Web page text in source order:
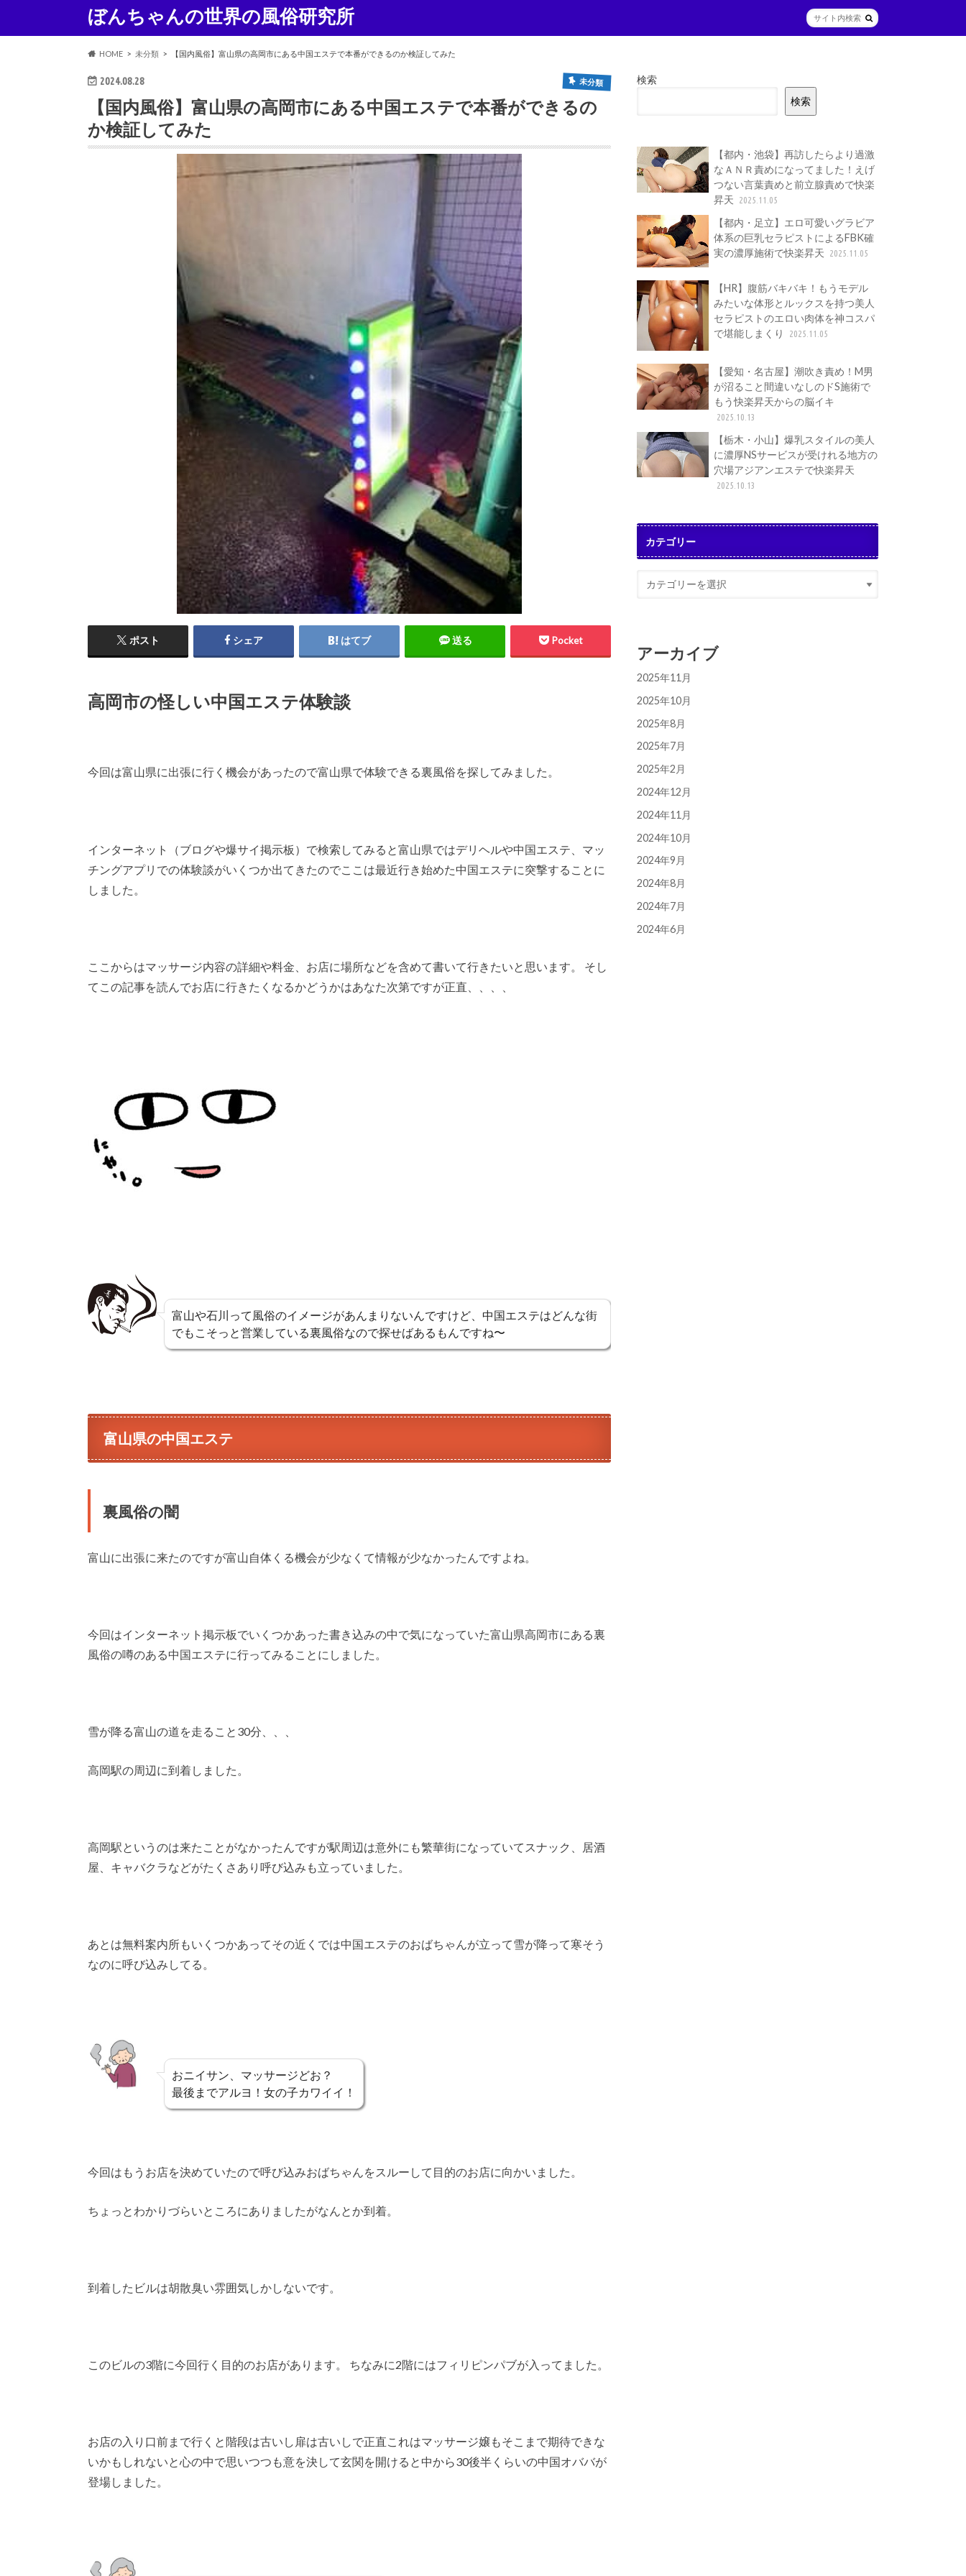
ぼんちゃんの世界の風俗研究所
HOME 未分類 【国内風俗】富山県の高岡市にある中国エステで本番ができるのか検証してみた
2024.08.28 未分類
【国内風俗】富山県の高岡市にある中国エステで本番ができるの
か検証してみた
ポスト シェア はてブ 送る Pocket
高岡市の怪しい中国エステ体験談
今回は富山県に出張に行く機会があったので富山県で体験できる裏風俗を探してみました。
インターネット（ブログや爆サイ掲示板）で検索してみると富山県ではデリヘルや中国エステ、マッ
チングアプリでの体験談がいくつか出てきたのでここは最近行き始めた中国エステに突撃することに
しました。
ここからはマッサージ内容の詳細や料金、お店に場所などを含めて書いて行きたいと思います。 そし
てこの記事を読んでお店に行きたくなるかどうかはあなた次第ですが正直、、、、
富山や石川って風俗のイメージがあんまりないんですけど、中国エステはどんな街
でもこそっと営業している裏風俗なので探せばあるもんですね〜
富山県の中国エステ
裏風俗の闇
富山に出張に来たのですが富山自体くる機会が少なくて情報が少なかったんですよね。
今回はインターネット掲示板でいくつかあった書き込みの中で気になっていた富山県高岡市にある裏
風俗の噂のある中国エステに行ってみることにしました。
雪が降る富山の道を走ること30分、、、
高岡駅の周辺に到着しました。
高岡駅というのは来たことがなかったんですが駅周辺は意外にも繁華街になっていてスナック、居酒
屋、キャバクラなどがたくさあり呼び込みも立っていました。
あとは無料案内所もいくつかあってその近くでは中国エステのおばちゃんが立って雪が降って寒そう
なのに呼び込みしてる。
おニイサン、マッサージどお？
最後までアルヨ！女の子カワイイ！
今回はもうお店を決めていたので呼び込みおばちゃんをスルーして目的のお店に向かいました。
ちょっとわかりづらいところにありましたがなんとか到着。
到着したビルは胡散臭い雰囲気しかしないです。
このビルの3階に今回行く目的のお店があります。 ちなみに2階にはフィリピンパブが入ってました。
お店の入り口前まで行くと階段は古いし扉は古いしで正直これはマッサージ嬢もそこまで期待できな
いかもしれないと心の中で思いつつも意を決して玄関を開けると中から30後半くらいの中国オババが
登場しました。
検索
検索
【都内・池袋】再訪したらより過激
なＡＮＲ責めになってました！えげ
つない言葉責めと前立腺責めで快楽
昇天
2025.11.05
【都内・足立】エロ可愛いグラビア
体系の巨乳セラピストによるFBK確
実の濃厚施術で快楽昇天
2025.11.05
【HR】腹筋バキバキ！もうモデル
みたいな体形とルックスを持つ美人
セラピストのエロい肉体を神コスパ
で堪能しまくり
2025.11.05
【愛知・名古屋】潮吹き責め！M男
が沼ること間違いなしのドS施術で
もう快楽昇天からの脳イキ
2025.10.13
【栃木・小山】爆乳スタイルの美人
に濃厚NSサービスが受けれる地方の
穴場アジアンエステで快楽昇天
2025.10.13
カテゴリー
アーカイブ
2025年11月
2025年10月
2025年8月
2025年7月
2025年2月
2024年12月
2024年11月
2024年10月
2024年9月
2024年8月
2024年7月
2024年6月